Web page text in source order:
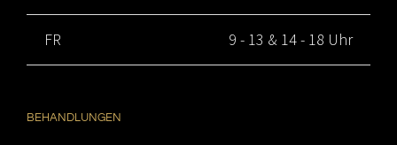
FR 9 - 13 & 14 - 18 Uhr
BEHANDLUNGEN